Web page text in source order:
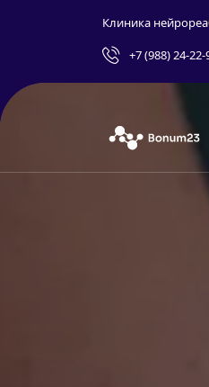
Клиника
+7 (988) 24-22-